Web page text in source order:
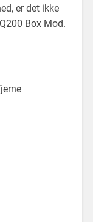
er det ikke
Box Mod.